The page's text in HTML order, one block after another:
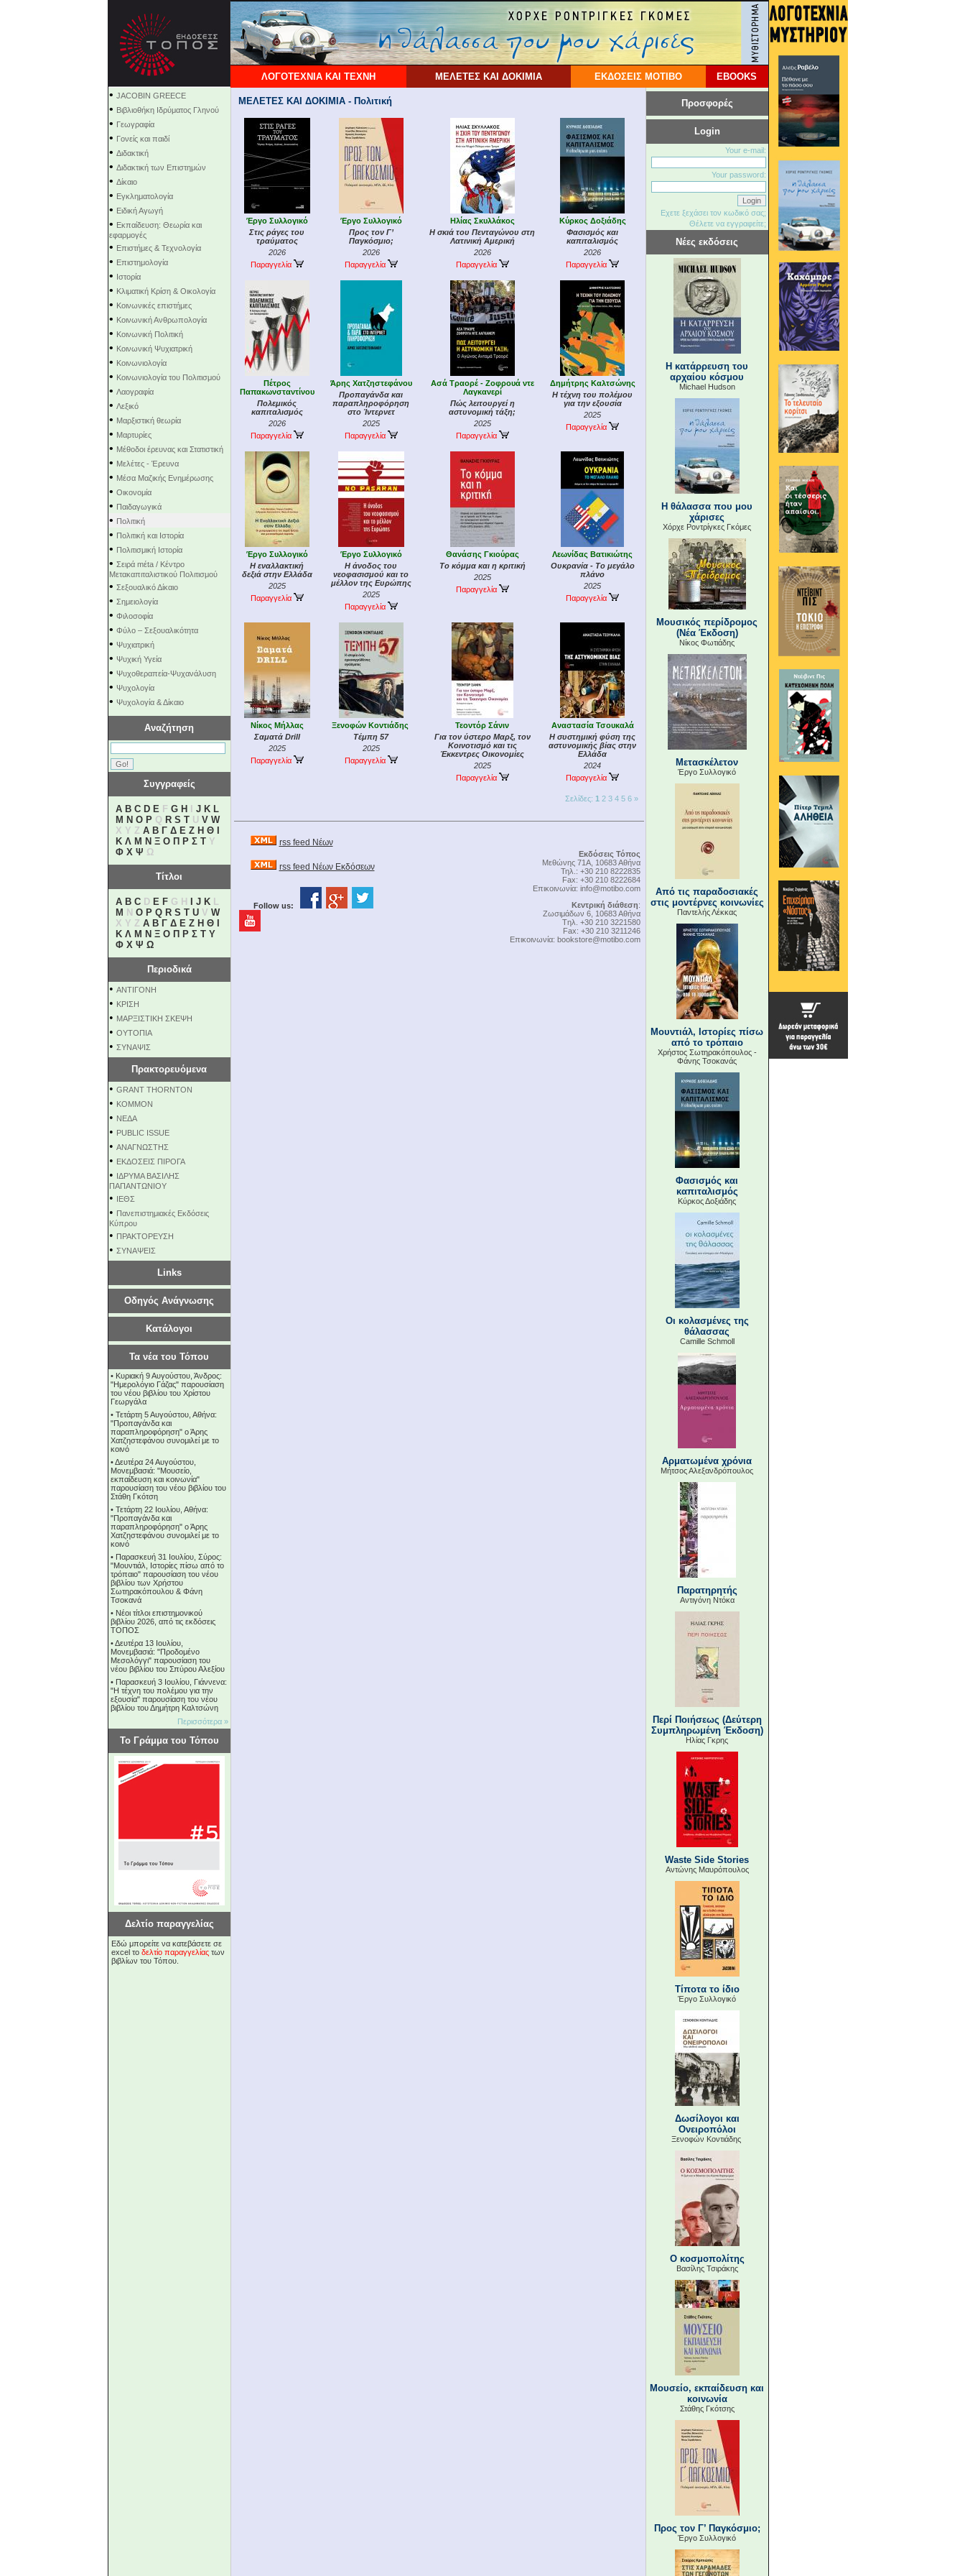
ΛΟΓΟΤΕΧΝΙΑ ΚΑΙ ΤΕΧΝΗ ΜΕΛΕΤΕΣ ΚΑΙ ΔΟΚΙΜΙΑ ΕΚΔΟΣΕΙΣ ΜΟΤΙΒΟ EBOOKS
• JACOBIN GREECE
• Βιβλιοθήκη Ιδρύματος Γληνού
• Γεωγραφία
• Γονείς και παιδί
• Διδακτική
• Διδακτική των Επιστημών
• Δίκαιο
• Εγκληματολογία
• Ειδική Αγωγή
• Εκπαίδευση: Θεωρία και
εφαρμογές
• Επιστήμες & Τεχνολογία
• Επιστημολογία
• Ιστορία
• Κλιματική Κρίση & Οικολογία
• Κοινωνικές επιστήμες
• Κοινωνική Ανθρωπολογία
• Κοινωνική Πολιτική
• Κοινωνική Ψυχιατρική
• Κοινωνιολογία
• Κοινωνιολογία του Πολιτισμού
• Λαογραφία
• Λεξικό
• Μαρξιστική θεωρία
• Μαρτυρίες
• Μέθοδοι έρευνας και Στατιστική
• Μελέτες - Έρευνα
• Μέσα Μαζικής Ενημέρωσης
• Οικονομία
• Παιδαγωγικά
• Πολιτική
• Πολιτική και Ιστορία
• Πολιτισμική Ιστορία
• Σειρά mέta / Κέντρο
Μετακαπιταλιστικού Πολιτισμού
• Σεξουαλικό Δίκαιο
• Σημειολογία
• Φιλοσοφία
• Φύλο – Σεξουαλικότητα
• Ψυχιατρική
• Ψυχική Υγεία
• Ψυχοθεραπεία-Ψυχανάλυση
• Ψυχολογία
• Ψυχολογία & Δίκαιο
Αναζήτηση
Συγγραφείς
A B C D EF G H J K L
M N O PQ R S TU V W
X Y Z Α Β Γ Δ Ε Ζ Η Θ
Κ Λ Μ Ν Ξ Ο Π Ρ Σ ΤΥ
Φ Χ Ψ Ω
Τίτλοι
A B CD E FG H J KL
M N O P Q R S T UV W
X Y Z Α Β Γ Δ Ε Ζ Η Θ
Κ Λ Μ Ν Ξ Ο Π Ρ Σ Τ Υ
Φ Χ Ψ Ω
Περιοδικά
• ΑΝΤΙΓΟΝΗ
• ΚΡΙΣΗ
• ΜΑΡΞΙΣΤΙΚΗ ΣΚΕΨΗ
• ΟΥΤΟΠΙΑ
• ΣΥΝΑΨΙΣ
Πρακτορευόμενα
• GRANT THORNTON
• KOMMON
• NEΔΑ
• PUBLIC ISSUE
• ΑΝΑΓΝΩΣΤΗΣ
• ΕΚΔΟΣΕΙΣ ΠΙΡΟΓΑ
• ΙΔΡΥΜΑ ΒΑΣΙΛΗΣ
ΠΑΠΑΝΤΩΝΙΟΥ
• ΙΕΘΣ
• Πανεπιστημιακές Εκδόσεις
Κύπρου
• ΠΡΑΚΤΟΡΕΥΣΗ
• ΣΥΝΑΨΕΙΣ
Links
Οδηγός Ανάγνωσης
Κατάλογοι
Τα νέα του Τόπου
• Κυριακή 9 Αυγούστου, Άνδρος:
"Ημερολόγιο Γάζας" παρουσίαση
του νέου βιβλίου του Χρίστου
Γεωργάλα
• Τετάρτη 5 Αυγούστου, Αθήνα:
"Προπαγάνδα και
παραπληροφόρηση" ο Άρης
Χατζηστεφάνου συνομιλεί με το
κοινό
•Δευτέρα 24 Αυγούστου,
Μονεμβασιά: "Μουσείο,
εκπαίδευση και κοινωνία"
παρουσίαση του νέου βιβλίου του
Στάθη Γκότση
• Τετάρτη 22 Ιουλίου, Αθήνα:
"Προπαγάνδα και
παραπληροφόρηση" ο Άρης
Χατζηστεφάνου συνομιλεί με το
κοινό
• Παρασκευή 31 Ιουλίου, Σύρος:
"Μουντιάλ, Ιστορίες πίσω από το
τρόπαιο" παρουσίαση του νέου
βιβλίου των Χρήστου
Σωτηρακόπουλου & Φάνη
Τσοκανά
• Νέοι τίτλοι επιστημονικού
βιβλίου 2026, από τις εκδόσεις
ΤΟΠΟΣ
•Δευτέρα 13 Ιουλίου,
Μονεμβασιά: "Προδομένο
Μεσολόγγι" παρουσίαση του
νέου βιβλίου του Σπύρου Αλεξίου
• Παρασκευή 3 Ιουλίου, Γιάννενα:
"Η τέχνη του πολέμου για την
εξουσία" παρουσίαση του νέου
βιβλίου του Δημήτρη Καλτσώνη
Περισσότερα »
Το Γράμμα του Τόπου
Δελτίο παραγγελίας
Εδώ μπορείτε να κατεβάσετε σε
excel το δελτίο παραγγελίαςτων
βιβλίων του Τόπου.
ΜΕΛΕΤΕΣ ΚΑΙ ΔΟΚΙΜΙΑ - Πολιτική
Έργο Συλλογικό
Στις ράγες του
τραύματος
2026
Παραγγελία
Έργο Συλλογικό
Προς τον Γ’
Παγκόσμιο;
2026
Παραγγελία
Ηλίας Σκυλλάκος
Η σκιά του Πενταγώνου στη
Λατινική Αμερική
2026
Παραγγελία
Κύρκος Δοξιάδης
Φασισμός και
καπιταλισμός
2026
Παραγγελία
Πέτρος
Παπακωνσταντίνου
Πολεμικός
καπιταλισμός
2026
Παραγγελία
Άρης Χατζηστεφάνου
Προπαγάνδα και
παραπληροφόρηση
στο Ίντερνετ
2025
Παραγγελία
Ασά Τραορέ - Ζοφρουά ντε
Λαγκανερί
Πώς λειτουργεί η
αστυνομική τάξη;
2025
Παραγγελία
Δημήτρης Καλτσώνης
Η τέχνη του πολέμου
για την εξουσία
2025
Παραγγελία
Έργο Συλλογικό
Η εναλλακτική
δεξιά στην Ελλάδα
2025
Παραγγελία
Έργο Συλλογικό
Η άνοδος του
νεοφασισμού και το
μέλλον της Ευρώπης
2025
Παραγγελία
Θανάσης Γκιούρας
Το κόμμα και η κριτική
2025
Παραγγελία
Λεωνίδας Βατικιώτης
Ουκρανία - Το μεγάλο
πλάνο
2025
Παραγγελία
Νίκος Μήλλας
Σαματά Drill
2025
Παραγγελία
Ξενοφών Κοντιάδης
Τέμπη 57
2025
Παραγγελία
Τεοντόρ Σάνιν
Για τον ύστερο Μαρξ, τον
Κοινοτισμό και τις
Έκκεντρες Οικονομίες
2025
Παραγγελία
Αναστασία Τσουκαλά
Η συστημική φύση της
αστυνομικής βίας στην
Ελλάδα
2024
Παραγγελία
Σελίδες: 1 2 3 4 5 6 »
rss feed Νέων
rss feed Νέων Εκδόσεων
Follow us:
Εκδόσεις Τόπος
Μεθώνης 71Α, 10683 Αθήνα
Τηλ.: +30 210 8222835
Fax: +30 210 8222684
Επικοινωνία: info@motibo.com
Κεντρική διάθεση:
Zωσιμάδων 6, 10683 Αθήνα
Tηλ. +30 210 3221580
Fax: +30 210 3211246
Επικοινωνία: bookstore@motibo.com
Προσφορές
Login
Your e-mail:
Your password:
Εχετε ξεχάσει τον κωδικό σας;
Θέλετε να εγγραφείτε;
Νέες εκδόσεις
Η κατάρρευση του
αρχαίου κόσμου
Michael Hudson
Η θάλασσα που μου
χάρισες
Χόρχε Ροντρίγκες Γκόμες
Μουσικός περίδρομος
(Νέα Έκδοση)
Νίκος Φωτιάδης
Μετασκέλετον
Έργο Συλλογικό
Από τις παραδοσιακές
στις μοντέρνες κοινωνίες
Παντελής Λέκκας
Μουντιάλ, Ιστορίες πίσω
από το τρόπαιο
Χρήστος Σωτηρακόπουλος -
Φάνης Τσοκανάς
Φασισμός και
καπιταλισμός
Κύρκος Δοξιάδης
Οι κολασμένες της
θάλασσας
Camille Schmoll
Αρματωμένα χρόνια
Μήτσος Αλεξανδρόπουλος
Παρατηρητής
Αντιγόνη Ντόκα
Περί Ποιήσεως (Δεύτερη
Συμπληρωμένη Έκδοση)
Ηλίας Γκρης
Waste Side Stories
Αντώνης Μαυρόπουλος
Τίποτα το ίδιο
Έργο Συλλογικό
Δωσίλογοι και
Ονειροπόλοι
Ξενοφών Κοντιάδης
Ο κοσμοπολίτης
Βασίλης Τσιράκης
Μουσείο, εκπαίδευση και
κοινωνία
Στάθης Γκότσης
Προς τον Γ’ Παγκόσμιο;
Έργο Συλλογικό